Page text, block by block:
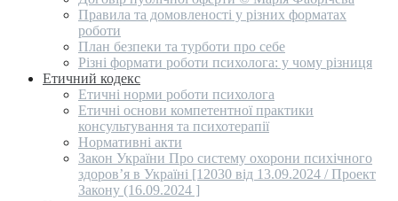
Правила та домовленості у різних форматах
роботи
План безпеки та турботи про себе
Різні формати роботи психолога: у чому різниця
Етичний кодекс
Етичні норми роботи психолога
Етичні основи компетентної практики
консультування та психотерапії
Нормативні акти
Закон України Про систему охорони психічного
здоров’я в Україні [12030 від 13.09.2024 / Проект
Закону (16.09.2024 ]